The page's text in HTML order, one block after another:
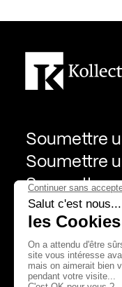
Soumettre
Soumettre
Soumettre
Page Facebook
PagePage